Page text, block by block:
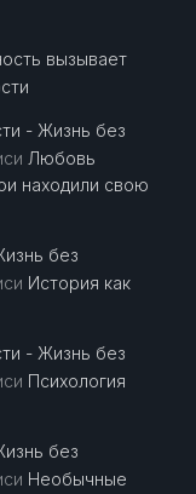
вызывает
- Жизнь без
Любовь
находили свою
без
История как
- Жизнь без
Психология
без
Необычные